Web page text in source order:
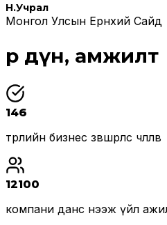
Н.Учрал
Монгол Улсын Ерөнхий Сайд
Үр дүн, амжилт
146
төрлийн бизнес зөвшөөрлөөс чөлөөлөв
12100
компани данс нээж үйл